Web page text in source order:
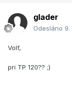
glader
Odesláno
Volf,
pri TP 120?? ;)